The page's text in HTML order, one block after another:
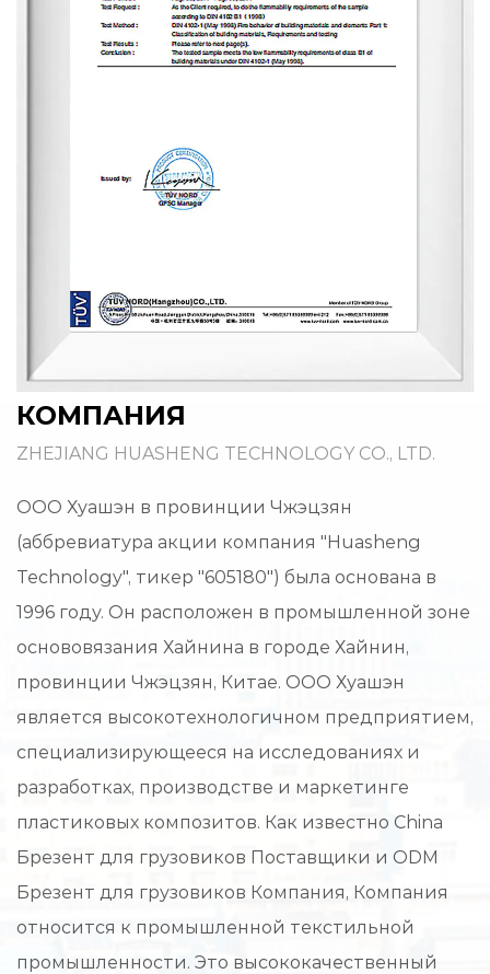
КОМПАНИЯ
ZHEJIANG HUASHENG TECHNOLOGY CO., LTD.
ООО Хуашэн в провинции Чжэцзян
(аббревиатура акции компания "Huasheng
Technology", тикер "605180") была основана в
1996 году. Он расположен в промышленной зоне
основовязания Хайнина в городе Хайнин,
провинции Чжэцзян, Китае. ООО Хуашэн
является высокотехнологичном предприятием,
специализирующееся на исследованиях и
разработках, производстве и маркетинге
пластиковых композитов. Как известно China
Брезент для грузовиков Поставщики и ODM
Брезент для грузовиков Компания, Компания
относится к промышленной текстильной
промышленности. Это высококачественный